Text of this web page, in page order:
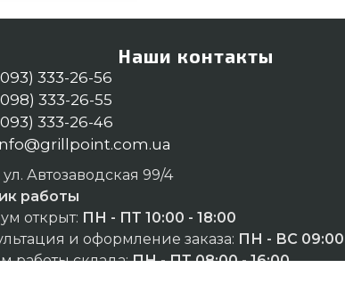
по номеру (098) 333-
Наши контакты
333-26-56
333-26-55
333-26-46
Автозаводская 99/4
работы
открыт: ПН - ПТ 10:00 - 18:00
и оформление заказа: ПН - ВС 09:00
работы склада:ПН - ПТ 08:00 - 16:00